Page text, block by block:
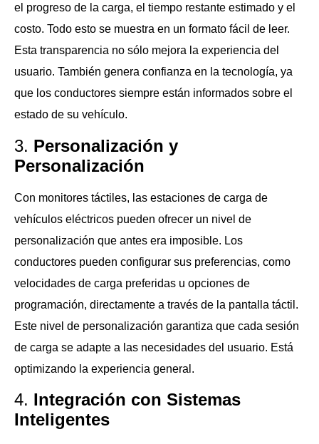
el progreso de la carga, el tiempo restante estimado y el
costo. Todo esto se muestra en un formato fácil de leer.
Esta transparencia no sólo mejora la experiencia del
usuario. También genera confianza en la tecnología, ya
que los conductores siempre están informados sobre el
estado de su vehículo.
3. Personalización y
Personalización
Con monitores táctiles, las estaciones de carga de
vehículos eléctricos pueden ofrecer un nivel de
personalización que antes era imposible. Los
conductores pueden configurar sus preferencias, como
velocidades de carga preferidas u opciones de
programación, directamente a través de la pantalla táctil.
Este nivel de personalización garantiza que cada sesión
de carga se adapte a las necesidades del usuario. Está
optimizando la experiencia general.
4. Integración con Sistemas
Inteligentes